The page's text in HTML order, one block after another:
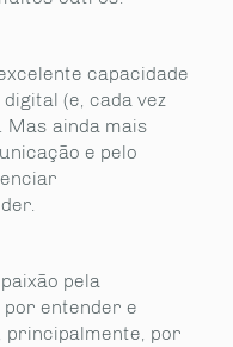
capacidade
(e, cada vez
Mas ainda mais
e pelo
pela
entender e
principalmente, por